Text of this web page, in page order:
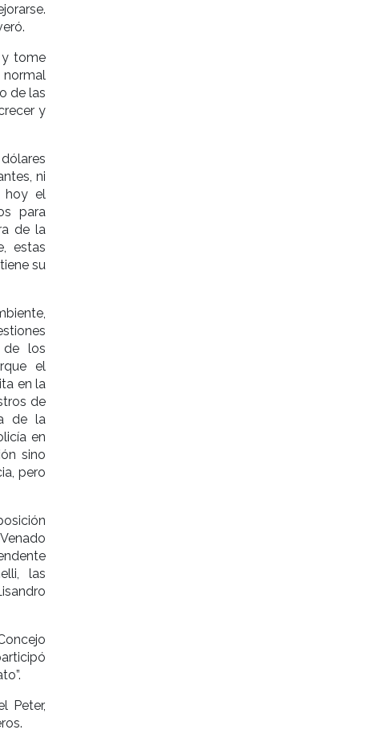
y tome
de las
y
ni
hoy el
para
de la
estas
su
de los
el
en la
de
de la
en
sino
pero
las
Peter,